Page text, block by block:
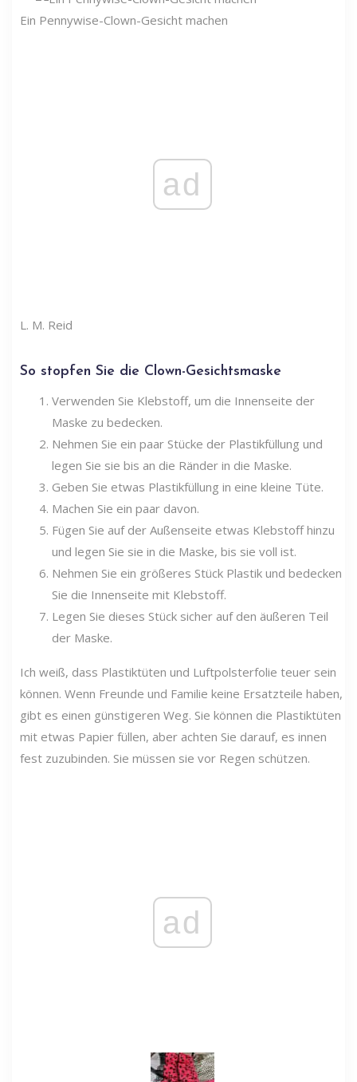
Ein Pennywise-Clown-Gesicht machen
ad
L. M. Reid
So stopfen Sie die Clown-Gesichtsmaske
Verwenden Sie Klebstoff, um die Innenseite der
Maske zu bedecken.
Nehmen Sie ein paar Stücke der Plastikfüllung und
legen Sie sie bis an die Ränder in die Maske.
Geben Sie etwas Plastikfüllung in eine kleine Tüte.
Machen Sie ein paar davon.
Fügen Sie auf der Außenseite etwas Klebstoff hinzu
und legen Sie sie in die Maske, bis sie voll ist.
Nehmen Sie ein größeres Stück Plastik und bedecken
Sie die Innenseite mit Klebstoff.
Legen Sie dieses Stück sicher auf den äußeren Teil
der Maske.
Ich weiß, dass Plastiktüten und Luftpolsterfolie teuer sein
können. Wenn Freunde und Familie keine Ersatzteile haben,
gibt es einen günstigeren Weg. Sie können die Plastiktüten
mit etwas Papier füllen, aber achten Sie darauf, es innen
fest zuzubinden. Sie müssen sie vor Regen schützen.
ad